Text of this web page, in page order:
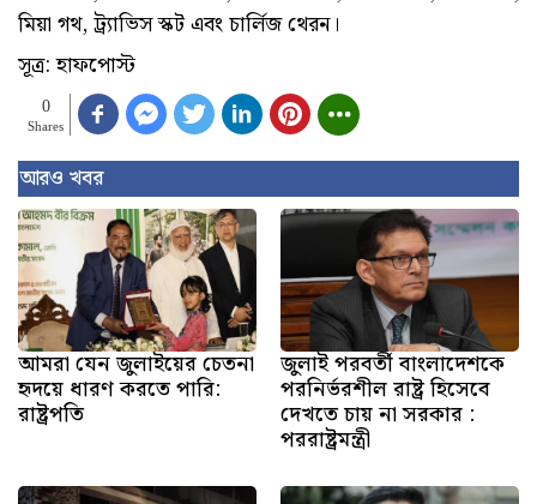
মিয়া গথ, ট্র্যাভিস স্কট এবং চার্লিজ থেরন।
সূত্র: হাফপোস্ট
0
Shares
আরও খবর
আমরা যেন জুলাইয়ের চেতনা
হৃদয়ে ধারণ করতে পারি:
রাষ্ট্রপতি
জুলাই পরবর্তী বাংলাদেশকে
পরনির্ভরশীল রাষ্ট্র হিসেবে
দেখতে চায় না সরকার :
পররাষ্ট্রমন্ত্রী